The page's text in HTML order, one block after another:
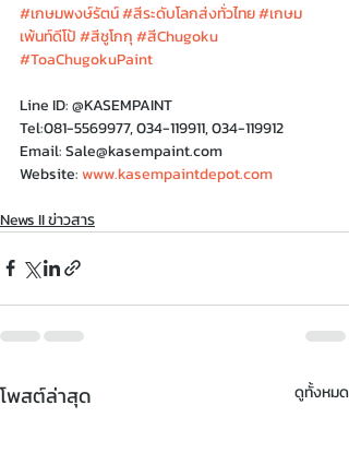
#เกษมพงษ์รัตน์#สีระดับโลกส่งทั่วไทย#เกษม
เพ้นท์ดีโป้#สีชูโกกุ#สีChugoku
#ToaChugokuPaint
Line ID: @KASEMPAINT
Tel:081-5569977, 034-119911, 034-119912
Email: Sale@kasempaint.com
Website: www.kasempaintdepot.com
News II ข่าวสาร
โพสต์ล่าสุด ดูทั้งหมด